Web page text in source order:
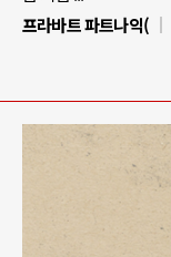
프라바트 파트나익(